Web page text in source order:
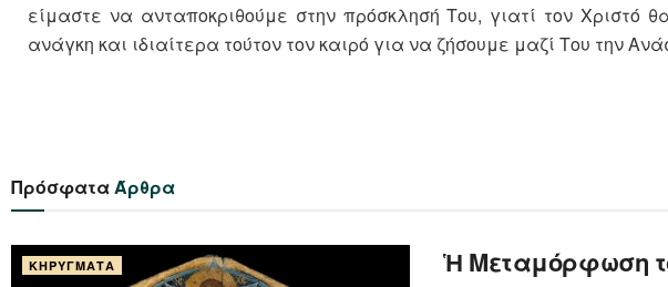
είμαστε να ανταποκριθούμε στην πρόσκλησή Του, γιατί τον
ανάγκη και ιδιαίτερα τούτον τον καιρό για να ζήσουμε μαζί Του την
Πρόσφατα Άρθρα
ΚΗΡΎΓΜΑΤΑ Ἡ Μεταμόρφωση